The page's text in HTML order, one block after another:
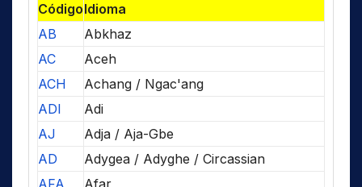
CódigoIdioma
AB
Abkhaz
AC
Aceh
ACH
Achang / Ngac'ang
ADI
Adi
AJ
Adja / Aja-Gbe
AD
Adygea / Adyghe / Circassian